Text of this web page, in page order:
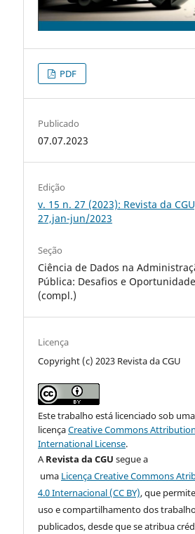
PDF
Publicado
07.07.2023
Edição
v. 15 n. 27 (2023): Revista da
27,jan-jun/2023
Seção
Ciência de Dados na
Pública: Desafios e
(compl.)
Licença
Copyright (c) 2023 Revista da CGU
Este trabalho está licenciado sob uma
licençaCreative Commons
International License.
ARevista da CGU segue a
uma Licença Creative Commons
4.0 Internacional (CC BY), que
uso e compartilhamento dos
publicados, desde que se atribua